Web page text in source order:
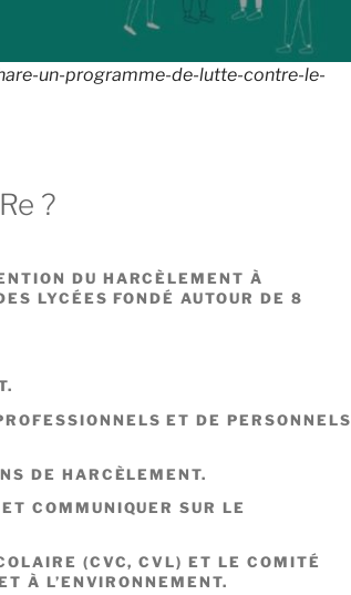
un-programme-de-lutte-contre-le-
?
DU HARCÈLEMENT À
LYCÉES FONDÉ AUTOUR DE 8
ET DE PERSONNELS
DE HARCÈLEMENT.
COMMUNIQUER SUR LE
(CVC, CVL) ET LE COMITÉ
À L’ENVIRONNEMENT.